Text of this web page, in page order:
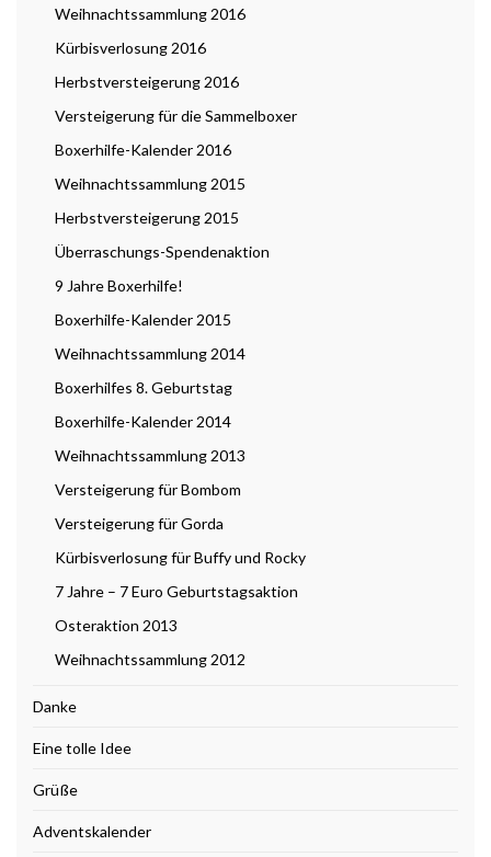
Weihnachtssammlung 2016
Kürbisverlosung 2016
Herbstversteigerung 2016
Versteigerung für die Sammelboxer
Boxerhilfe-Kalender 2016
Weihnachtssammlung 2015
Herbstversteigerung 2015
Überraschungs-Spendenaktion
9 Jahre Boxerhilfe!
Boxerhilfe-Kalender 2015
Weihnachtssammlung 2014
Boxerhilfes 8. Geburtstag
Boxerhilfe-Kalender 2014
Weihnachtssammlung 2013
Versteigerung für Bombom
Versteigerung für Gorda
Kürbisverlosung für Buffy und Rocky
7 Jahre – 7 Euro Geburtstagsaktion
Osteraktion 2013
Weihnachtssammlung 2012
Danke
Eine tolle Idee
Grüße
Adventskalender